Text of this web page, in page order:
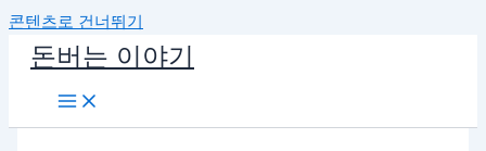
콘텐츠로 건너뛰기
돈버는 이야기